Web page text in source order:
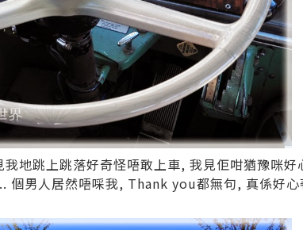
地跳上跳落好奇怪唔敢上車, 我見佢咁猶豫咪
個男人居然唔啋我, Thank you都無句, 真係好